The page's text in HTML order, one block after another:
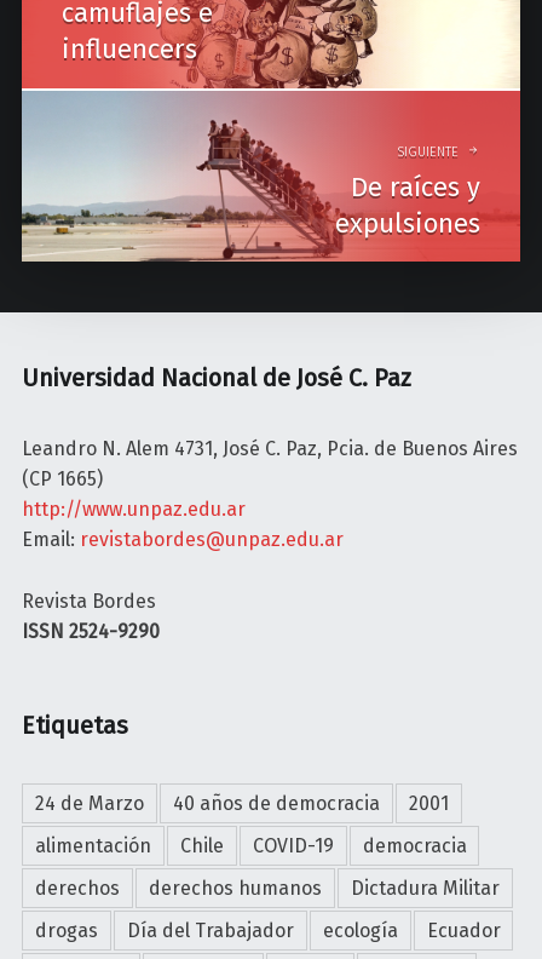
i
g
i
n
camuflajes e
influencers
SIGUIENTE
De raíces y
expulsiones
Universidad Nacional de José C. Paz
Leandro N. Alem 4731, José C. Paz, Pcia. de Buenos Aires
(CP 1665)
http://www.unpaz.edu.ar
Email: revistabordes@unpaz.edu.ar
Revista Bordes
ISSN 2524-9290
Etiquetas
24 de Marzo 40 años de democracia
2001
alimentación
Chile COVID-19
democracia
derechos
derechos humanos
Dictadura Militar
drogas
Día del Trabajador ecología
Ecuador